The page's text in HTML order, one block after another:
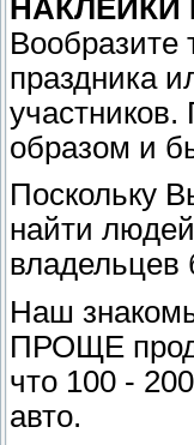
НАКЛЕЙКИ
Вообразите
праздника
образом и
Поскольку
найти
Наш
ПРОЩЕ
что 100 -
авто.